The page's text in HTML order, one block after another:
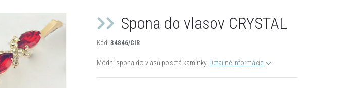
Spona do vlasov CRYSTAL
Kód: 34846/CIR
Módní spona do vlasů posetá kamínky. Detailné informácie